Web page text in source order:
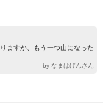
ますか、もう一つ山になった
by なまはげんさん